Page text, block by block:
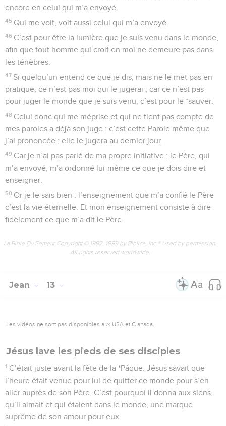
encore en celui qui m’a envoyé.
45 Qui me voit, voit aussi celui qui m’a envoyé.
46 C’est pour être la lumière que je suis venu dans le monde,
afin que tout homme qui croit en moi ne demeure pas dans
les ténèbres.
47 Si quelqu’un entend ce que je dis, mais ne le met pas en
pratique, ce n’est pas moi qui le jugerai ; car ce n’est pas
pour juger le monde que je suis venu, c’est pour le *sauver.
48 Celui donc qui me méprise et qui ne tient pas compte de
mes paroles a déjà son juge : c’est cette Parole même que
j’ai prononcée ; elle le jugera au dernier jour.
49 Car je n’ai pas parlé de ma propre initiative : le Père, qui
m’a envoyé, m’a ordonné lui-même ce que je dois dire et
enseigner.
50 Or je le sais bien : l’enseignement que m’a confié le Père
c’est la vie éternelle. Et mon enseignement consiste à dire
fidèlement ce que m’a dit le Père.
La Bible Du Semeur Copyright © 1992, 1999 by Biblica, Inc.® Used by permission.
All rights reserved worldwide.
Jean 13
Les vidéos ne sont pas disponibles aux USA et C anada.
Jésus lave les pieds de ses disciples
1 C’était juste avant la fête de la *Pâque. Jésus savait que
l’heure était venue pour lui de quitter ce monde pour s’en
aller auprès de son Père. C’est pourquoi il donna aux siens,
qu’il aimait et qui étaient dans le monde, une marque
suprême de son amour pour eux.